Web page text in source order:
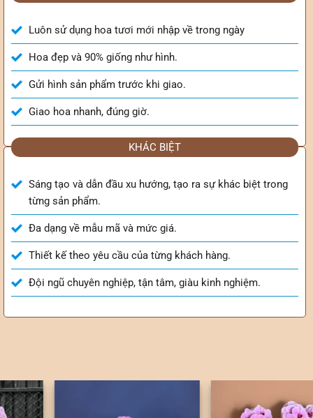
Luôn sử dụng hoa tươi mới nhập về trong ngày
Hoa đẹp và 90% giống như hình.
Gửi hình sản phẩm trước khi giao.
Giao hoa nhanh, đúng giờ.
KHÁC BIỆT
Sáng tạo và dẫn đầu xu hướng, tạo ra sự khác biệt trong
từng sản phẩm.
Đa dạng về mẫu mã và mức giá.
Thiết kế theo yêu cầu của từng khách hàng.
Đội ngũ chuyên nghiệp, tận tâm, giàu kinh nghiệm.